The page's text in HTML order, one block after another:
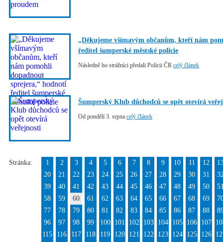
„Děkujeme všímavým občanům, kteří nám
ředitel šumperské městské policie
Následně ho strážníci předali Policii ČR celý článek
Šumperský Klub důchodců se opět otevírá
Od pondělí 3. srpna celý článek
Stránka: 1 2 3 4 5 6 7 8 9 10 11 12
20
21 22 23 24 25 26 27 28 29 30 31
39
40 41 42 43 44 45 46 47 48 49 50
58
59 60 61 62 63 64 65 66 67 68 69
77
78 79 80 81 82 83 84 85 86 87 88
96
97 98 99 100 101 102 103 104 105 106 107
115
116 117 118 119 120 121 122 123 124 125 126